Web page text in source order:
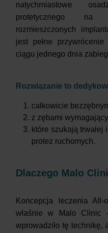
natychmiastowe
protetycznego na
rozmieszczonych
jest pełne
ciągu jednego dnia
Rozwiązanie to
całkowicie
z zębami
które szukają
protez ruchomych.
Dlaczego Malo
Koncepcja leczenia All-
właśnie w Malo Clinic
wprowadziło tę